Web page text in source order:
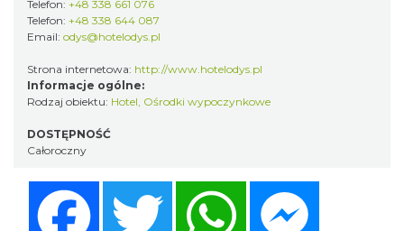
Telefon: +48 338 661 076
Telefon: +48 338 644 087
Email: odys@hotelodys.pl
Strona internetowa: http://www.hotelodys.pl
Informacje ogólne:
Rodzaj obiektu: Hotel Ośrodki wypoczynkowe
DOSTĘPNOŚĆ
Całoroczny
Twitter WhatsApp